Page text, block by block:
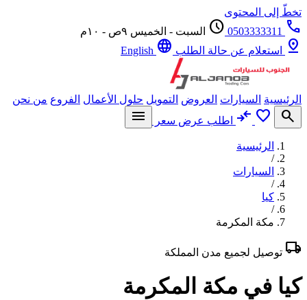
تخطّ إلى المحتوى
call
0503333311
schedule السبت - الخميس ٩ص - ١٠م
pin_drop استعلام عن حالة الطلب language
الرئيسية السيارات العروض التمويل حلول الأعمال الفروع من نحن
search
favorite
compare_arrows اطلب عرض سعر menu
الرئيسية
/
السيارات
/
كيا
/
مكة المكرمة
local_shipping توصيل لجميع مدن المملكة
كيا في مكة المكرمة